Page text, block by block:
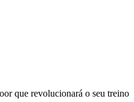
que revolucionará o seu treino